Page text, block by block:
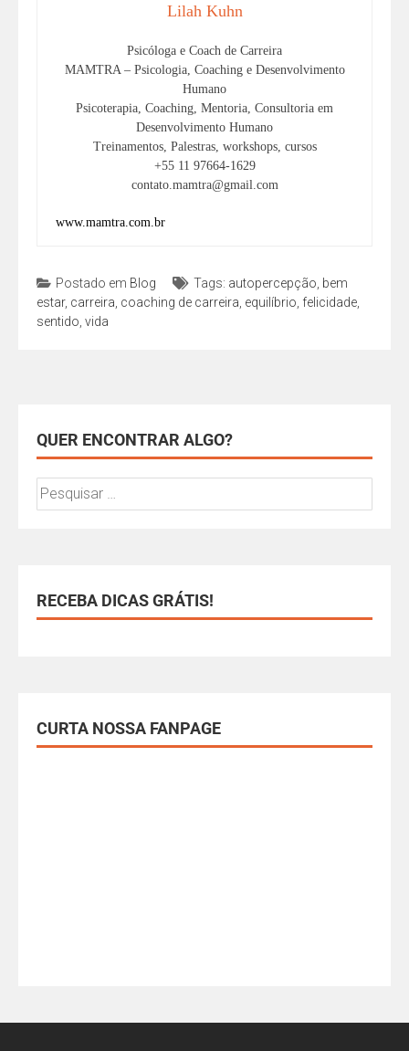
Lilah Kuhn
Psicóloga e Coach de Carreira
MAMTRA – Psicologia, Coaching e Desenvolvimento
Humano
Psicoterapia, Coaching, Mentoria, Consultoria em
Desenvolvimento Humano
Treinamentos, Palestras, workshops, cursos
+55 11 97664-1629
contato.mamtra@gmail.com
www.mamtra.com.br
Postado em Blog Tags: autopercepção bem
estar, carreira coaching de carreira equilíbrio felicidade
sentido vida
QUER ENCONTRAR ALGO?
RECEBA DICAS GRÁTIS!
CURTA NOSSA FANPAGE